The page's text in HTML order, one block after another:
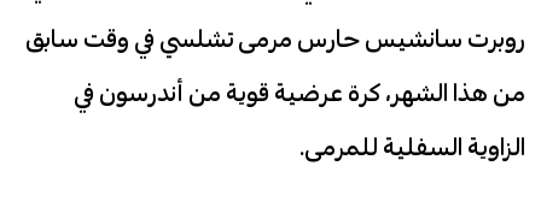
روبرت سانشيس حارس مرمى تشلسي في وقت سابق
من هذا الشهر، كرة عرضية قوية من أندرسون في
الزاوية السفلية للمرمى.